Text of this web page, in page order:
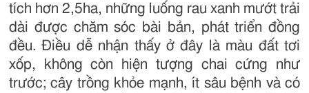
tích hơn 2,5ha, những luống rau xanh mướt trải
dài được chăm sóc bài bản, phát triển đồng
đều. Điều dễ nhận thấy ở đây là màu đất tơi
xốp, không còn hiện tượng chai cứng như
trước; cây trồng khỏe mạnh, ít sâu bệnh và có